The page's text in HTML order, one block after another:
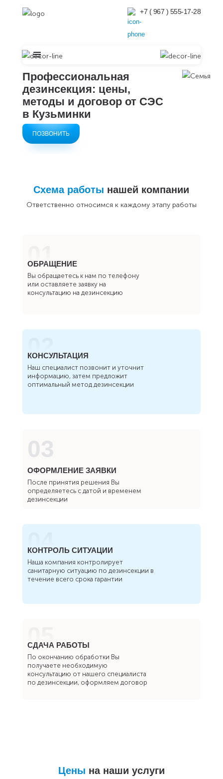
+7 ( 967 ) 555-17-28
Профессиональная
дезинсекция: цены,
методы и договор от СЭС
в Кузьминки
ПОЗВОНИТЬ
Схема работы нашей компании
Ответственно относимся к каждому этапу работы
01
ОБРАЩЕНИЕ
Вы обращаетесь к нам по телефону
или оставляете заявку на
консультацию на дезинсекцию
02
КОНСУЛЬТАЦИЯ
Наш специалист позвонит и уточнит
информацию, затем предложит
оптимальный метод дезинсекции
ОФОРМЛЕНИЕ ЗАЯВКИ
После принятия решения Вы
определяетесь с датой и временем
дезинсекции
04
КОНТРОЛЬ СИТУАЦИИ
Наша компания контролирует
санитарную ситуацию по дезинсекции в
течение всего срока гарантии
05
СДАЧА РАБОТЫ
По окончанию обработки Вы
получаете необходимую
консультацию от нашего специалиста
по дезинсекции, оформляем договор
Цены на наши услуги